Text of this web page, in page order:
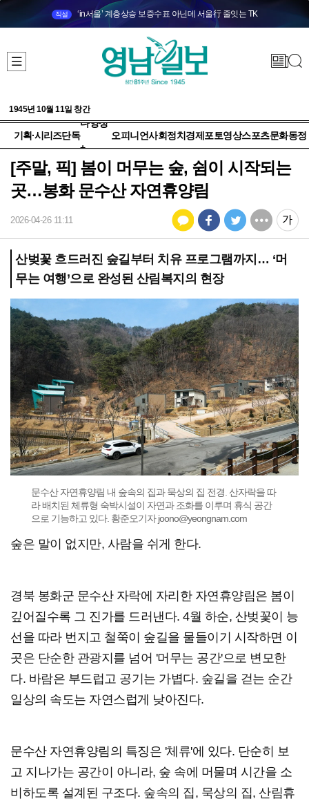
직설 ‘in서울’ 계층상승 보증수표 아닌데 서울行 줄잇는 TK
1945년 10월 11일 창간
기획·시리즈단독
다양성
+
오피니언사회정치 경제 포토영상스포츠문화동정
[주말, 픽] 봄이 머무는 숲, 쉼이 시작되는
곳…봉화 문수산 자연휴양림
2026-04-26 11:11
산벚꽃 흐드러진 숲길부터 치유 프로그램까지… ‘머
무는 여행’으로 완성된 산림복지의 현장
문수산 자연휴양림 내 숲속의 집과 묵상의 집 전경. 산자락을 따
라 배치된 체류형 숙박시설이 자연과 조화를 이루며 휴식 공간
으로 기능하고 있다. 황준오기자 joono@yeongnam.com
숲은 말이 없지만, 사람을 쉬게 한다.
경북 봉화군 문수산 자락에 자리한 자연휴양림은 봄이
깊어질수록 그 진가를 드러낸다. 4월 하순, 산벚꽃이 능
선을 따라 번지고 철쭉이 숲길을 물들이기 시작하면 이
곳은 단순한 관광지를 넘어 '머무는 공간'으로 변모한
다. 바람은 부드럽고 공기는 가볍다. 숲길을 걷는 순간
일상의 속도는 자연스럽게 낮아진다.
문수산 자연휴양림의 특징은 '체류'에 있다. 단순히 보
고 지나가는 공간이 아니라, 숲 속에 머물며 시간을 소
비하도록 설계된 구조다. 숲속의 집, 묵상의 집, 산림휴